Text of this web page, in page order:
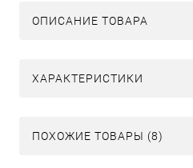
ОПИСАНИЕ ТОВАРА
ХАРАКТЕРИСТИКИ
ПОХОЖИЕ ТОВАРЫ (8)